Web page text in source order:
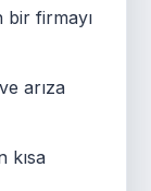
bir firmayı
arıza
kısa